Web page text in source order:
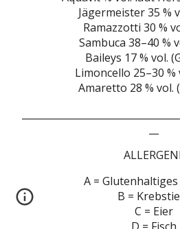
Jägermeister 35 %
Ramazzotti 30 %
Sambuca 38–40 %
Baileys 17 % vol.
Limoncello 25–30
Amaretto 28 % vol.
A =
B =
C = Eier